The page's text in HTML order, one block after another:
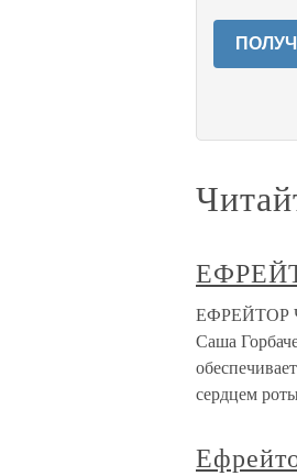
ЕФРЕЙТОР
Саша
сердцем